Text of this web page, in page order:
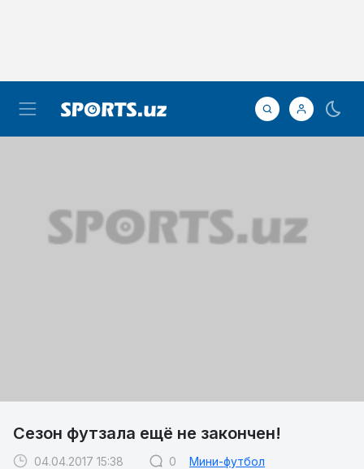
Сезон футзала ещё не закончен!
04.04.2017 15:38 0 Мини-футбол